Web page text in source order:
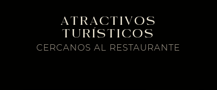
ATRACTIVOS
TURÍSTICOS
CERCANOS AL RESTAURANTE